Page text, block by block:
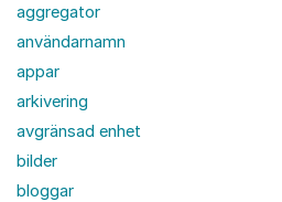
aggregator
användarnamn
appar
arkivering
avgränsad enhet
bilder
bloggar